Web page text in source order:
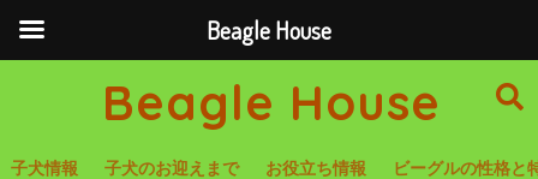
Beagle House
子犬情報 子犬のお迎えまで お役立ち情報 ビーグルの性格と
Beagle House